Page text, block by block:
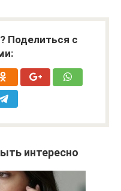
Поделиться с
интересно